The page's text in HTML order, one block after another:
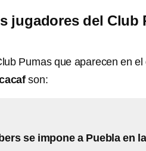
jugadores del Club
Pumas que aparecen en
son:
se impone a Puebla en